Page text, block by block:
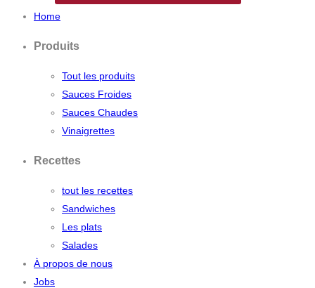
Home
Produits
Tout les produits
Sauces Froides
Sauces Chaudes
Vinaigrettes
Recettes
tout les recettes
Sandwiches
Les plats
Salades
À propos de nous
Jobs